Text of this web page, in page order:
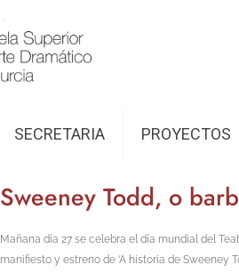
SECRETARIA PROYECTOS
Sweeney Todd, o
Mañana día 27 se celebra el día mundial del
manifiesto y estreno de ‘A historia de Sweeney